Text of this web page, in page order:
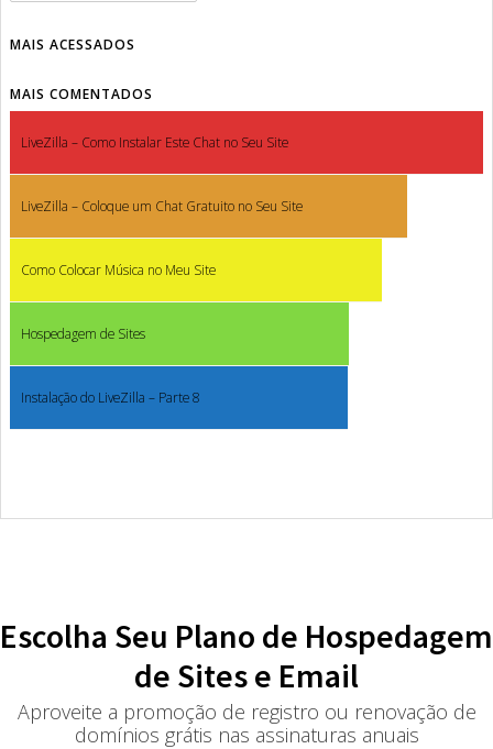
MAIS ACESSADOS
MAIS COMENTADOS
LiveZilla – Como Instalar Este Chat no Seu Site
LiveZilla – Coloque um Chat Gratuito no Seu Site
Como Colocar Música no Meu Site
Hospedagem de Sites
Instalação do LiveZilla – Parte 8
Escolha Seu Plano de Hospedagem
de Sites e Email
Aproveite a promoção de registro ou renovação de
domínios grátis nas assinaturas anuais